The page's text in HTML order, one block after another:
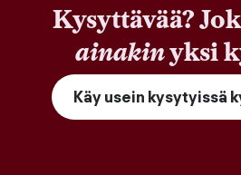
Kysyttävää?
ainakinyksi
Käy usein kysytyissä